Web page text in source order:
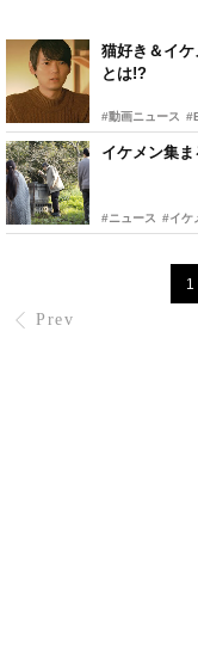
猫好き＆イ
とは!?
#動画ニュース
イケメン集
#ニュース #イケ
Prev
1